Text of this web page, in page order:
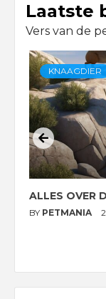
Laatste
Vers van de
KNAAGDIER
ALLES OVER
BY PETMANIA